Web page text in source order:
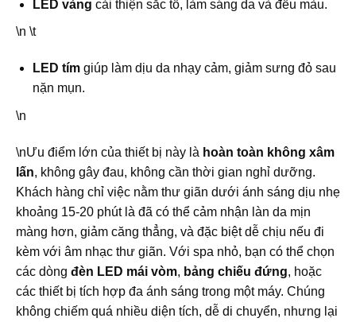
LED vàng cải thiện sắc tố, làm sáng da và đều màu.
\n \t
LED tímgiúp làm dịu da nhạy cảm, giảm sưng đỏ sau
nặn mụn.
\n
\nƯu điểm lớn của thiết bị này là hoàn toàn không xâm
lấn, không gây đau, không cần thời gian nghỉ dưỡng.
Khách hàng chỉ việc nằm thư giãn dưới ánh sáng dịu nhẹ
khoảng 15-20 phút là đã có thể cảm nhận làn da mịn
màng hơn, giảm căng thẳng, và đặc biệt dễ chịu nếu đi
kèm với âm nhạc thư giãn. Với spa nhỏ, bạn có thể chọn
các dòng đèn LED mái vòm, bảng chiếu đứng, hoặc
các thiết bị tích hợp đa ánh sáng trong một máy. Chúng
không chiếm quá nhiều diện tích, dễ di chuyển, nhưng lại